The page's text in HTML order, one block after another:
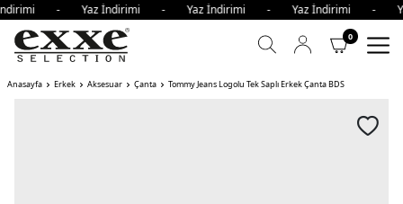
- Yaz İndirimi - Yaz İndirimi - Yaz İndirimi
0
Anasayfa Erkek Aksesuar Çanta Tommy Jeans Logolu Tek Saplı Erkek Çanta BDS